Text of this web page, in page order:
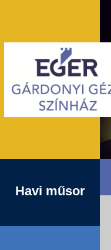
Havi műsor